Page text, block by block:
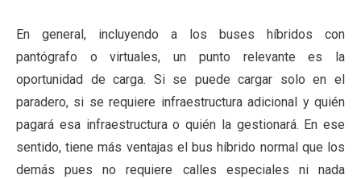
En general, incluyendo a los buses híbridos con
pantógrafo o virtuales, un punto relevante es la
oportunidad de carga. Si se puede cargar solo en el
paradero, si se requiere infraestructura adicional y quién
pagará esa infraestructura o quién la gestionará. En ese
sentido, tiene más ventajas el bus híbrido normal que los
demás pues no requiere calles especiales ni nada